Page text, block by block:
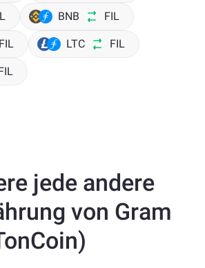
BNB FIL
FIL LTC FIL
jede andere
von Gram